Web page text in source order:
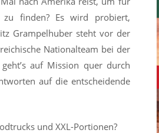
zu finden? Es wird probiert,
Grampelhuber steht vor der
Nationalteam bei der
auf Mission quer durch
auf die entscheidende
und XXL-Portionen?